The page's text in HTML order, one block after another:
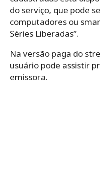
do serviço, que pode
computadores ou
Séries Liberadas”.
Na versão paga do
usuário pode assistir
emissora.